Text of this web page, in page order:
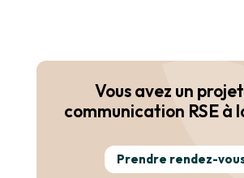
Vous avez un
communication RSE à
Prendre rendez-